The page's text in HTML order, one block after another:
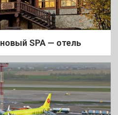
SPA — отель